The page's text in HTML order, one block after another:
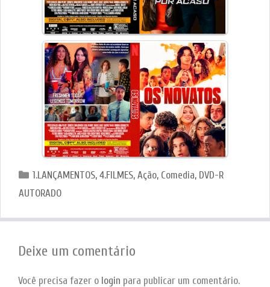
Categorias
1.LANÇAMENTOS,4.FILMES,Ação, Comedia, DVD-R
AUTORADO
Deixe um comentário
Você precisa fazer o login para publicar um comentário.